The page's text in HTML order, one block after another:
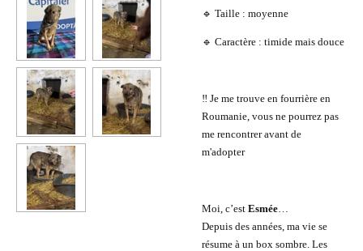
🔹 Taille : moyenne
🔹 Caractère : timide mais douce
‼️ Je me trouve en fourrière en
Roumanie, vous ne pourrez pas
me rencontrer avant de
m'adopter
Moi, c’est Esmée…
Depuis des années, ma vie se
résume à un box sombre. Les